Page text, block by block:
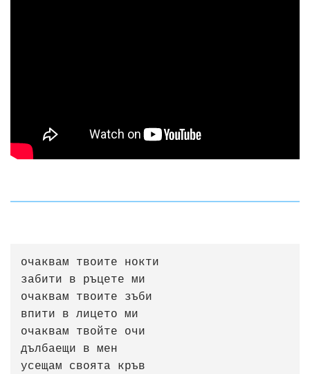
очаквам твоите нокти
забити в ръцете ми
очаквам твоите зъби
впити в лицето ми
очаквам твойте очи
дълбаещи в мен
усещам своята кръв